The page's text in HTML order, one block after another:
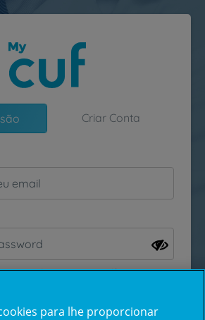
principal
Criar Conta
se da sua password?
para lhe proporcionar